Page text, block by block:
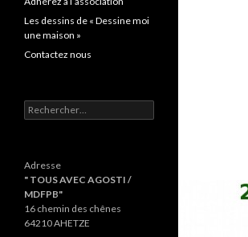
Les dessins de « Dessine moi
une maison »
Contactez nous
Rechercher :
Adresse
" TOUS AVEC AGOSTI /
MDFPB"
16 chemin des chênes
64210 AHETZE